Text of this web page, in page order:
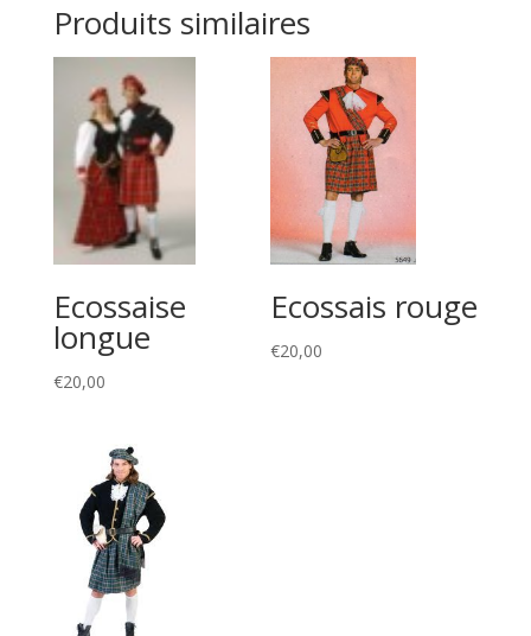
Produits similaires
Ecossaise
longue
€20,00
Ecossais rouge
€20,00